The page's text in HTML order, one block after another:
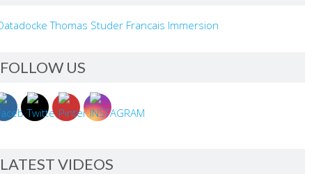
FOLLOW US
LATEST VIDEOS